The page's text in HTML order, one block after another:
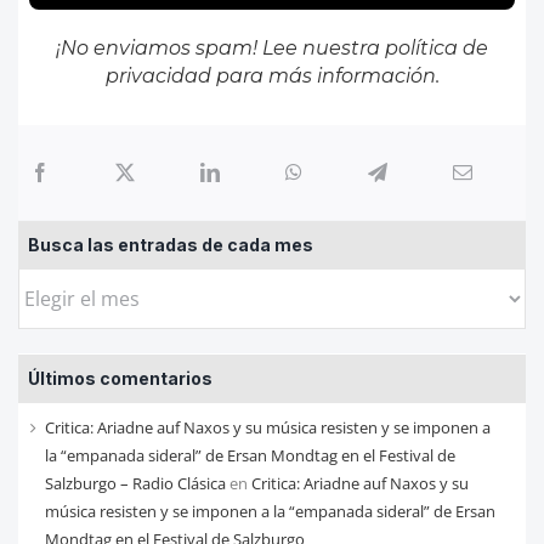
¡No enviamos spam! Lee nuestra política de
privacidadpara más información.
Busca las entradas de cada mes
Busca
entradas
de
cada
mes
Últimos comentarios
Critica: Ariadne auf Naxos y su música resisten y se imponen a
la “empanada sideral” de Ersan Mondtag en el Festival de
Salzburgo – Radio Clásicaen Critica: Ariadne auf Naxos y su
música resisten y se imponen a la “empanada sideral” de Ersan
Mondtag en el Festival de Salzburgo